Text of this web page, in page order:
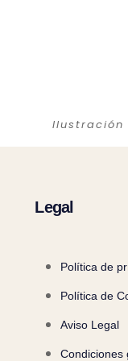
Ilustración
Legal
Política de
Política de
Aviso Legal
Condiciones